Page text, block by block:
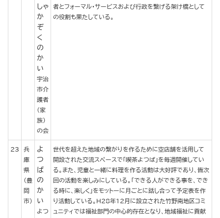
しゃ
か
ぞ
く
の
か
い
宇治
市介
護者
（家
族）
の会
者とフォーマル・サービスおよび行政を繋げる架け橋として
の役割も果たしている。
23
兵
庫
県
（豊
岡
市）
よ
つ
ば
の
か
い
よつ
世代を超えた地域の繋がりを作るために空店舗を活用して
開設された交流スペースで「喫茶よつば」を毎週開催してい
る。また、児童と一緒に料理を作る活動は大好評であり、皆次
回の活動を楽しみにしている。「できる人ができる事を、でき
る時に、楽しく」をモットーに月ごとに話し合って予定表を作
り活動している。H28年12月に設立された竹野南地区コミ
ュニティでは福祉部門の中心的存在となり、地域福祉に貢献